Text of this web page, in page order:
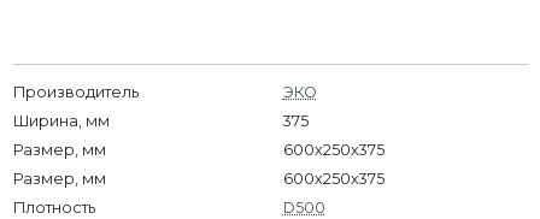
Производитель
ЭКО
Ширина, мм
375
Размер, мм
600x250x375
Размер, мм
600х250х375
Плотность
D500